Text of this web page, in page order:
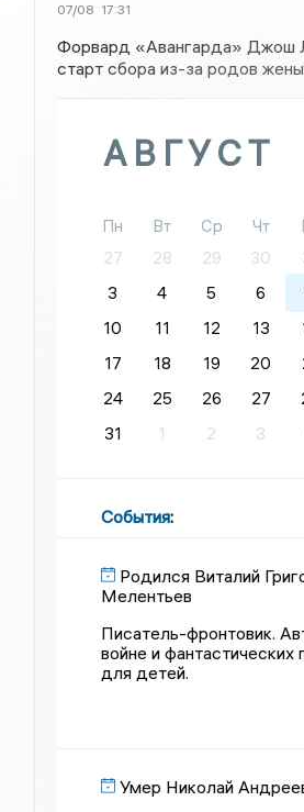
07/08 17:31
Форвард «Авангарда» Джош
старт сбора из-за родов жены
АВГУСТ
Пн Вт Ср Чт
27
28 29 30
3
4 5 6
10
11 12 13
17
18 19 20
24
25 26 27
31
1 2 3
События:
Родился Виталий
Мелентьев
Писатель-фронтовик.
войне и фантастических
для детей.
Умер Николай